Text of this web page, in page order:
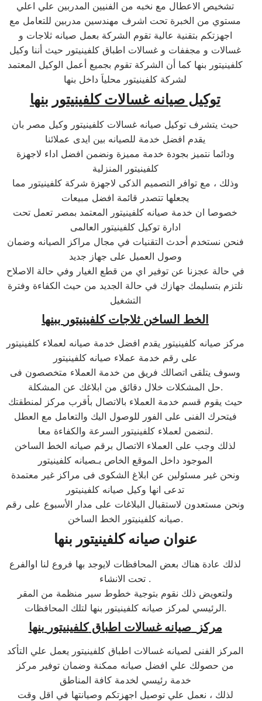
تشخيص الاعطال مع نخبه من الفنيين المدربين علي اعلي
مستوي من الخبرة تحت اشرف مهندسين مدربين للتعامل مع
اجهزتكم بتقنية عالية تقوم الشركة بعمل صيانه ثلاجات و
غسالات و مجففات و غسالات اطباق كلفينيتور حيث أننا وكيل
كلفينيتور بنها كما أن الشركة تقوم بجميع أعمل الوكيل المعتمد
لشركة كلفينيتور محلياَ داخل بنها
توكيل صيانه غسالاتكلفينيتور بنها
حيث يتشرف توكيل صيانه غسالات كلفينيتور وكيل مصر بان
يقدم افضل خدمة للصيانه بين ايدى عملائنا
ودائما نتميز بجودة خدمة مميزة ونضمن افضل اداء لاجهزة
كلفينيتور المنزلية
وذلك ، مع توافر التصميم الذكى لاجهزة شركة كلفينيتور مما
يجعلها تتصدر قائمة افضل مبيعات
خصوصا ان خدمة صيانه كلفينيتور المعتمد بمصر تعمل تحت
ادارة توكيل كلفينيتور العالمى
فنحن نستخدم أحدث التقنيات في مجال مراكز الصيانه وضمان
وصول العميل على جهاز جديد
في حالة عجزنا عن توفير اي من قطع الغيار وفي حالة الاصلاح
نلتزم بتسليمك جهازك في حالة الجديد من حيث الكفاءة وفترة
التشغيل
الخط الساخن ثلاجاتكلفينيتور ببنها
مركز صيانه كلفينيتور يقدم افضل خدمة صيانه لعملاء كلفينيتور
على رقم خدمة عملاء صيانه كلفينيتور
وسوف يتلقى اتصالك فريق من خدمة العملاء متخصصون فى
حل المشكلات خلال دقائق من ابلاغك عن المشكلة.
حيث يقوم قسم خدمة العملاء بالاتصال بأقرب مركز لمنطقتك
فيتحرك الفنى على الفور للوصول اليك والتعامل مع العطل
لنضمن لعملاء كلفينيتور السرعة والكفاءة معا.
لذلك وجب على العملاء الاتصال برقم صيانه الخط الساخن
الموجود داخل الموقع الخاص بـصيانه كلفينيتور
ونحن غير مسئولين عن ابلاغ الشكوى فى مراكز غير معتمدة
تدعى انها وكيل صيانه كلفينيتور
ونحن مستعدون لاستقبال البلاغات على مدار الأسبوع على رقم
صيانه كلفينيتور الخط الساخن.
عنوان صيانهكلفينيتور بنها
لذلك عادة هناك بعض المحافظات لايوجد بها فروع لنا اوالفرع
تحت الانشاء .
ولتعويض ذلك نقوم بتوجية خطوط سير منظمة من المقر
الرئيسي لمركز صيانه كلفينيتور بنها لتلك المحافظات.
مركز صيانه غسالات اطباقكلفينيتور بنها
المركز الفنى لصيانه غسالات اطباق كلفينيتور يعمل علي التأكد
من حصولك علي افضل صيانه ممكنة وضمان توفير مركز
خدمة رئيسي لخدمة كافة المناطق
لذلك ، نعمل علي توصيل اجهزتكم وصيانتها في اقل وقت